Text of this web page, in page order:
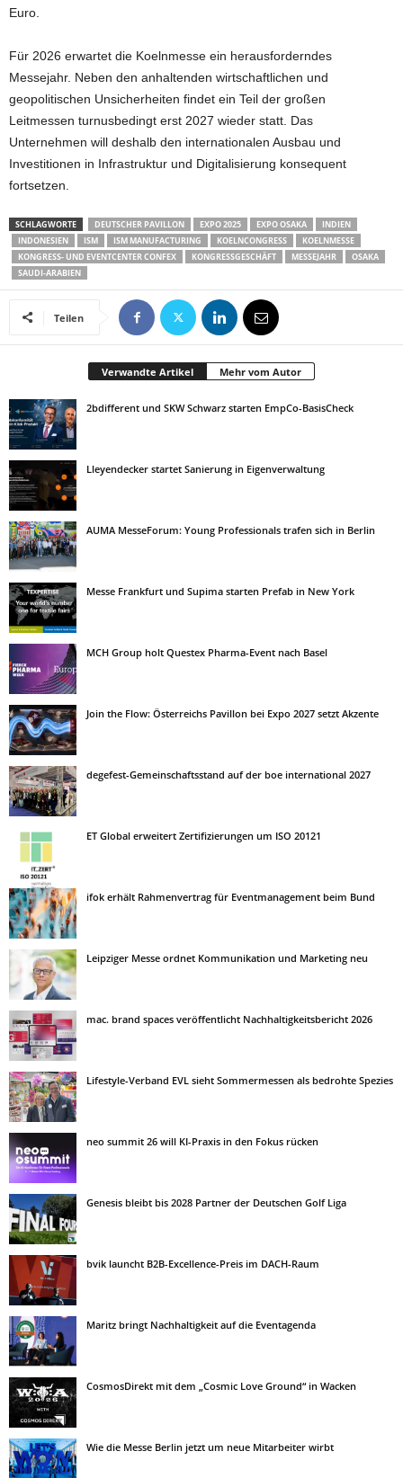
Euro.
Für 2026 erwartet die Koelnmesse ein herausforderndes
Messejahr. Neben den anhaltenden wirtschaftlichen und
geopolitischen Unsicherheiten findet ein Teil der großen
Leitmessen turnusbedingt erst 2027 wieder statt. Das
Unternehmen will deshalb den internationalen Ausbau und
Investitionen in Infrastruktur und Digitalisierung konsequent
fortsetzen.
SCHLAGWORTE DEUTSCHER PAVILLON EXPO 2025 EXPO OSAKA
INDIEN
INDONESIEN
ISM ISM MANUFACTURING KOELNCONGRESS
KOELNMESSE
KONGRESS- UND EVENTCENTER CONFEX
KONGRESSGESCHÄFT MESSEJAHR
OSAKA
SAUDI-ARABIEN
Teilen
Verwandte Artikel Mehr vom Autor
2bdifferent und SKW Schwarz starten EmpCo-BasisCheck
Lleyendecker startet Sanierung in Eigenverwaltung
AUMA MesseForum: Young Professionals trafen sich in Berlin
Messe Frankfurt und Supima starten Prefab in New York
MCH Group holt Questex Pharma-Event nach Basel
Join the Flow: Österreichs Pavillon bei Expo 2027 setzt Akzente
degefest-Gemeinschaftsstand auf der boe international 2027
ET Global erweitert Zertifizierungen um ISO 20121
ifok erhält Rahmenvertrag für Eventmanagement beim Bund
Leipziger Messe ordnet Kommunikation und Marketing neu
mac. brand spaces veröffentlicht Nachhaltigkeitsbericht 2026
Lifestyle-Verband EVL sieht Sommermessen als bedrohte Spezies
neo summit 26 will KI-Praxis in den Fokus rücken
Genesis bleibt bis 2028 Partner der Deutschen Golf Liga
bvik launcht B2B-Excellence-Preis im DACH-Raum
Maritz bringt Nachhaltigkeit auf die Eventagenda
CosmosDirekt mit dem „Cosmic Love Ground“ in Wacken
Wie die Messe Berlin jetzt um neue Mitarbeiter wirbt